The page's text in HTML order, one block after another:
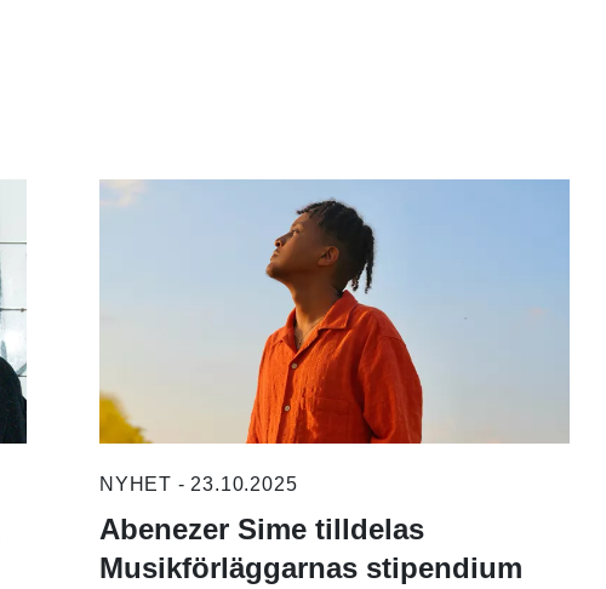
NYHET - 23.10.2025
Abenezer Sime tilldelas
Musikförläggarnas stipendium